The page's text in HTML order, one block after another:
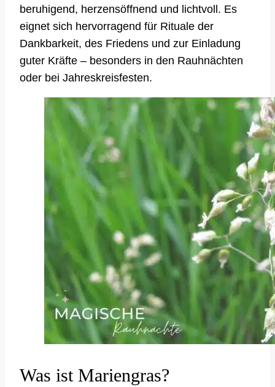
beruhigend, herzensöffnend und lichtvoll. Es
eignet sich hervorragend für Rituale der
Dankbarkeit, des Friedens und zur Einladung
guter Kräfte – besonders in den Rauhnächten
oder bei Jahreskreisfesten.
Was ist Mariengras?